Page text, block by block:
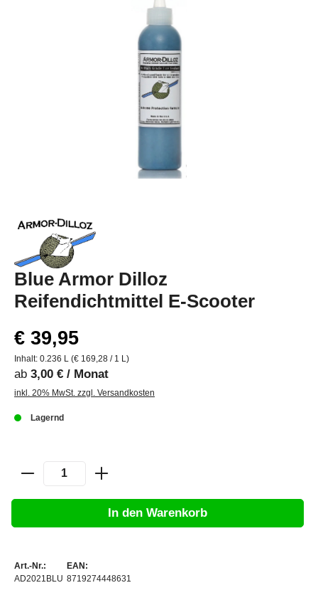
Blue Armor Dilloz
Reifendichtmittel E-Scooter
€ 39,95
Inhalt: 0.236 L (€ 169,28 / 1 L)
ab 3,00 € / Monat
inkl. 20% MwSt. zzgl. Versandkosten
Lagernd
In den Warenkorb
Art.-Nr.:
AD2021BLU
EAN:
8719274448631